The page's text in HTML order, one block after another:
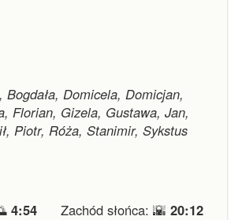
Domicela, Domicjan,
Florian, Gizela, Gustawa, Jan,
Piotr, Róża, Stanimir, Sykstus
4:54 Zachód słońca: 🌇 20:12